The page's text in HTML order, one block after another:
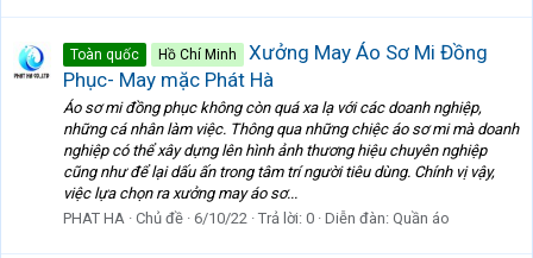
Toàn quốc Hồ Chí Minh
Xưởng May Áo Sơ Mi Đồng
Phục- May mặc Phát Hà
Áo sơ mi đồng phục không còn quá xa lạ với các doanh nghiệp,
những cá nhân làm việc. Thông qua những chiệc áo sơ mi mà doanh
nghiệp có thể xây dựng lên hình ảnh thương hiệu chuyên nghiệp
cũng như để lại dấu ấn trong tâm trí người tiêu dùng. Chính vị vậy,
việc lựa chọn ra xưởng may áo sơ...
PHAT HA Chủ đề 6/10/22 Trả lời: 0 Diễn đàn: Quần áo